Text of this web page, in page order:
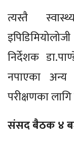
त्यस्तै
निर्देशक
नपाएका
परीक्षणका
संसद बैठक ४